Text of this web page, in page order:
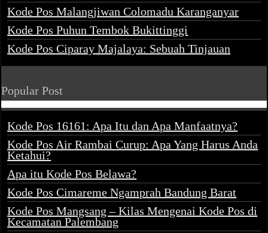
Kode Pos Malangjiwan Colomadu Karanganyar
Kode Pos Puhun Tembok Bukittinggi
Kode Pos Ciparay Majalaya: Sebuah Tinjauan
Popular Post
Kode Pos 16161: Apa Itu dan Apa Manfaatnya?
Kode Pos Air Rambai Curup: Apa Yang Harus Anda
Ketahui?
Apa itu Kode Pos Belawa?
Kode Pos Cimareme Ngamprah Bandung Barat
Kode Pos Mangsang – Kilas Mengenai Kode Pos di
Kecamatan Palembang